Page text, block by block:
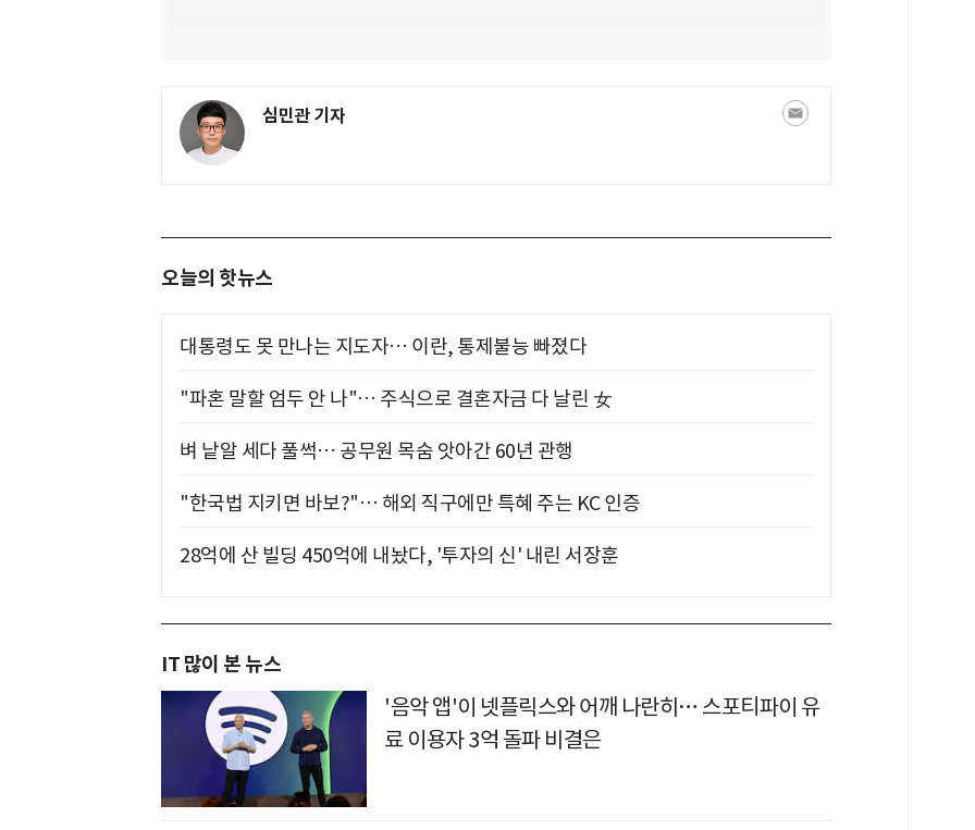
심민관 기자
오늘의 핫뉴스
대통령도 못 만나는 지도자… 이란, 통제불능 빠졌다
"파혼 말할 엄두 안 나"… 주식으로 결혼자금 다 날린 女
벼 낱알 세다 풀썩… 공무원 목숨 앗아간 60년 관행
"한국법 지키면 바보?"… 해외 직구에만 특혜 주는 KC 인증
28억에 산 빌딩 450억에 내놨다, '투자의 신' 내린 서장훈
IT 많이 본 뉴스
'음악 앱'이 넷플릭스와 어깨 나란히… 스포티파이 유
료 이용자 3억 돌파 비결은